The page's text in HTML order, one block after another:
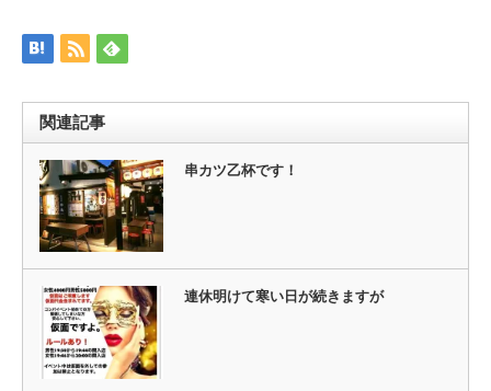
し
い
ウ
ド
ウ
で
開
き
ま
す)
ク
し
て
さ
し
い
ウ
ィ
ン
ド
ウ
で
開
ま
す)
関連記事
串カツ乙杯です！
連休明けて寒い日が続きますが